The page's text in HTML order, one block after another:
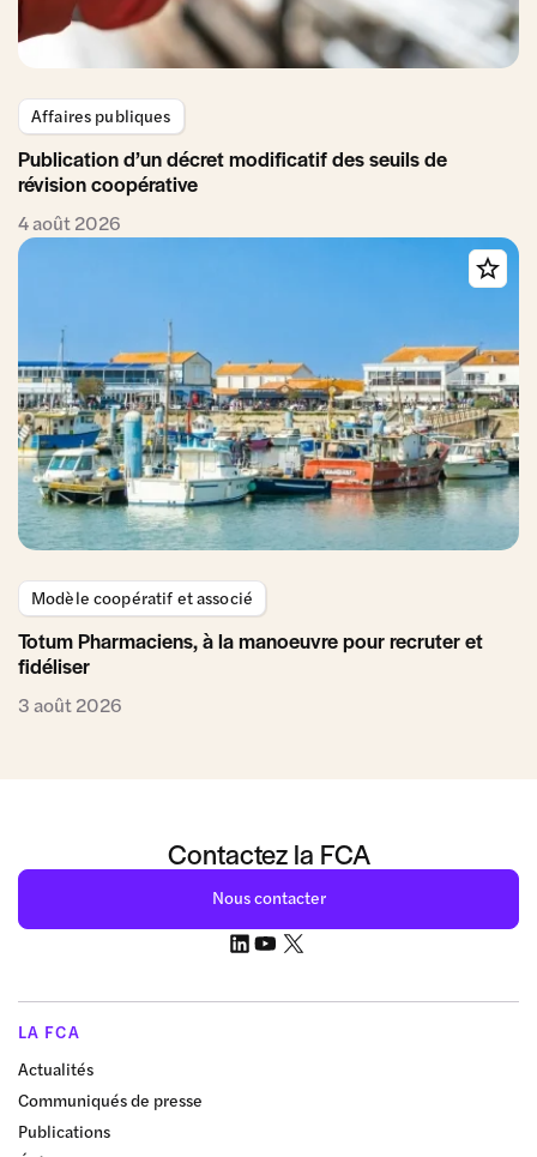
Affaires publiques
Publication d’un décret modificatif des seuils de
révision coopérative
4 août 2026
Modèle coopératif et associé
Totum Pharmaciens, à la manoeuvre pour recruter et
fidéliser
3 août 2026
Contactez la FCA
Nous contacter
LA FCA
Actualités
Communiqués de presse
Publications